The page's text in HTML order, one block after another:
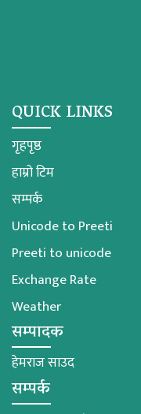
QUICK LINKS
गृहपृष्ठ
हाम्रो टिम
सम्पर्क
Unicode to Preeti
Preeti to unicode
Exchange Rate
Weather
सम्पादक
हेमराज साउद
सम्पर्क